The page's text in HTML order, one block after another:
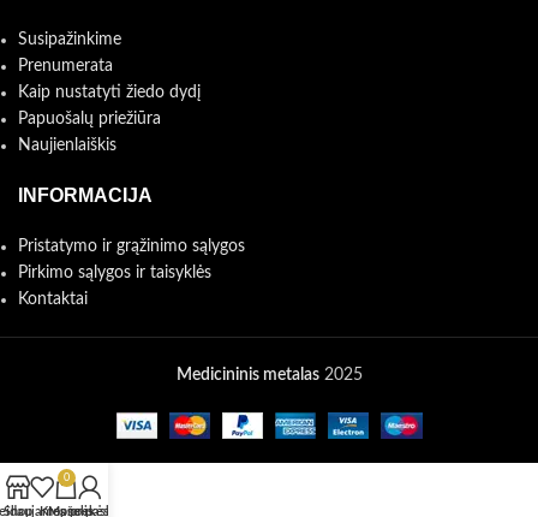
Susipažinkime
Prenumerata
Kaip nustatyti žiedo dydį
Papuošalų priežiūra
Naujienlaiškis
INFORMACIJA
Pristatymo ir grąžinimo sąlygos
Pirkimo sąlygos ir taisyklės
Kontaktai
Medicininis metalas2025
Shop prekės
0
Krepšelis
Mano paskyra